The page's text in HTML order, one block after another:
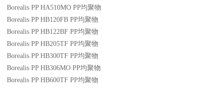
Borealis PP HA510MO PP均聚物
Borealis PP HB120FB PP均聚物
Borealis PP HB122BF PP均聚物
Borealis PP HB205TF PP均聚物
Borealis PP HB300TF PP均聚物
Borealis PP HB306MO PP均聚物
Borealis PP HB600TF PP均聚物